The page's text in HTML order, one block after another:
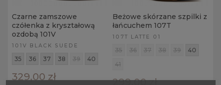
Czarne zamszowe
czółenka z kryształową
ozdobą 101V
101V BLACK SUEDE
35 36 37 38 39 40
329,00 zł
Beżowe skórzane szpilki z
łańcuchem 107T
107T LATTE 01
35 36 37 38 39
40
41
299,00 zł